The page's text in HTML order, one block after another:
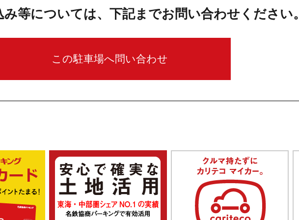
等については、下記までお問い合わせください。
この駐車場へ問い合わせ